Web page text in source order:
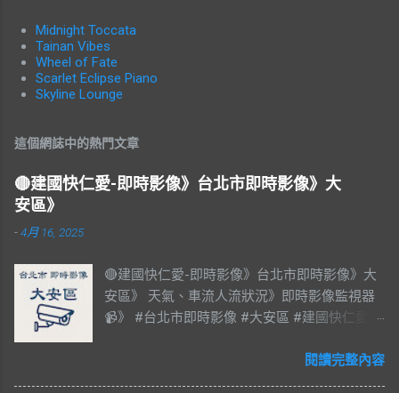
Midnight Toccata
Tainan Vibes
Wheel of Fate
Scarlet Eclipse Piano
Skyline Lounge
這個網誌中的熱門文章
🔴建國快仁愛-即時影像》台北市即時影像》大
安區》
-4月 16, 2025
🔴建國快仁愛-即時影像》台北市即時影像》大
安區》 天氣、車流人流狀況》即時影像監視器
📹》 #台北市即時影像 #大安區 #建國快仁愛 #
#LIVE #直播 #即時路況 #即時影像監視器 #台
閱讀完整內容